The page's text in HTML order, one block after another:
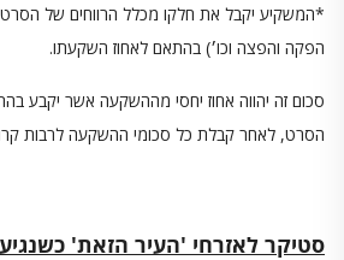
*המשקיע יקבל את חלקו מכלל הרווחים של הסרט
הפקה והפצה וכו׳) בהתאם לאחוז השקעתו.
סכום זה יהווה אחוז יחסי מההשקעה אשר יקבע
הסרט, לאחר קבלת כל סכומי ההשקעה לרבות
סטיקר לאזרחי 'העיר הזאת'